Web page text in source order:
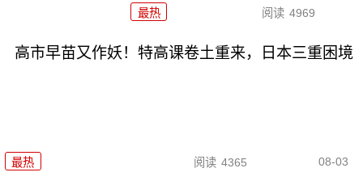
最热 阅读 4969
高市早苗又作妖！特高课卷土重来，日本三重困境
最热 阅读 4365 08-03